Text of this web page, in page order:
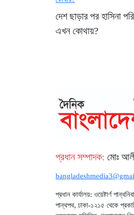
দেশ ছাড়ার পর হাসিনা
এখন কোথায়?
প্রধান সম্পাদক: মোঃ
প্রধান কার্যালয়: ওয়েষ্টার্ণ
পান্থপথ, ঢাকা-১২১৫ থেকে